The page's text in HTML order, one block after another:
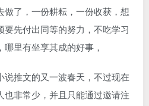
了，一份耕耘，一份收获，想
先付出同等的努力，不吃学习
里有坐享其成的好事，
推文的又一波春天，不过现在
非常少，并且只能通过邀请注